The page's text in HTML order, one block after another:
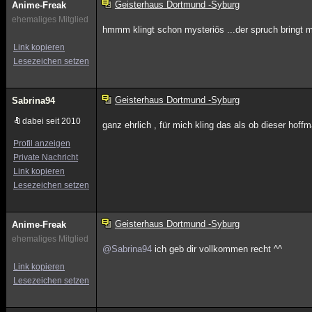
Anime-Freak
ehemaliges Mitglied
Link kopieren
Lesezeichen setzen
Geisterhaus Dortmund -Syburg
hmmm klingt schon mysteriös ...der spruch bringt
Sabrina94
dabei seit 2010
Profil anzeigen
Private Nachricht
Link kopieren
Lesezeichen setzen
Geisterhaus Dortmund -Syburg
ganz ehrlich , für mich kling das als ob dieser
Anime-Freak
ehemaliges Mitglied
Link kopieren
Lesezeichen setzen
Geisterhaus Dortmund -Syburg
@Sabrina94 ich geb dir vollkommen recht ^^